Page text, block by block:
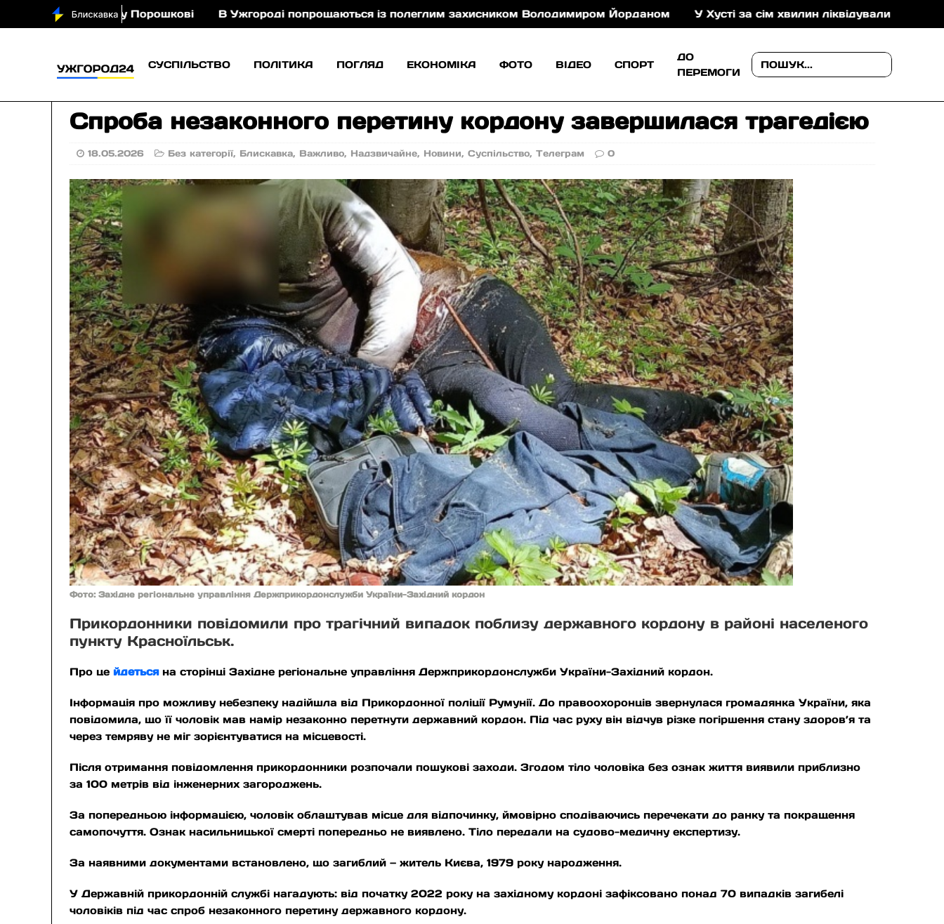
з кіньми у Порошкові В Ужгороді попрощаються із полеглим захисником Володимиром Йорданом У Хусті за сім хвилин ліквідували пожежу в
СУСПІЛЬСТВО ПОЛІТИКА ПОГЛЯД ЕКОНОМІКА ФОТО ВІДЕО СПОРТ
ДО
ПЕРЕМОГИ
Спроба незаконного перетину кордону завершилася трагедією
18.05.2026 Без категорії, Блискавка, Важливо, Надзвичайне, Новини,Суспільство,Телеграм 0
Фото: Західне регіональне управління Держприкордонслужби України-Західний кордон
Прикордонники повідомили про трагічний випадок поблизу державного кордону в районі населеного
пункту Красноїльськ.
Про цейдетьсяна сторінці Західне регіональне управління Держприкордонслужби України-Західний кордон.
Інформація про можливу небезпеку надійшла від Прикордонної поліції Румунії. До правоохоронців звернулася громадянка України, яка
повідомила, що її чоловік мав намір незаконно перетнути державний кордон. Під час руху він відчув різке погіршення стану здоров’я та
через темряву не міг зорієнтуватися на місцевості.
Після отримання повідомлення прикордонники розпочали пошукові заходи. Згодом тіло чоловіка без ознак життя виявили приблизно
за 100 метрів від інженерних загороджень.
За попередньою інформацією, чоловік облаштував місце для відпочинку, ймовірно сподіваючись перечекати до ранку та покращення
самопочуття. Ознак насильницької смерті попередньо не виявлено. Тіло передали на судово-медичну експертизу.
За наявними документами встановлено, що загиблий — житель Києва, 1979 року народження.
У Державній прикордонній службі нагадують: від початку 2022 року на західному кордоні зафіксовано понад 70 випадків загибелі
чоловіків під час спроб незаконного перетину державного кордону.